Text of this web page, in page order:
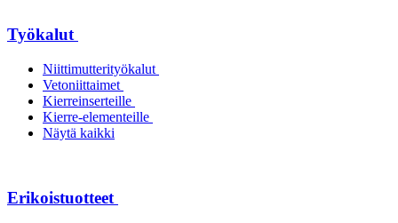
Työkalut
Niittimutterityökalut
Vetoniittaimet
Kierreinserteille
Kierre-elementeille
Näytä kaikki
Erikoistuotteet